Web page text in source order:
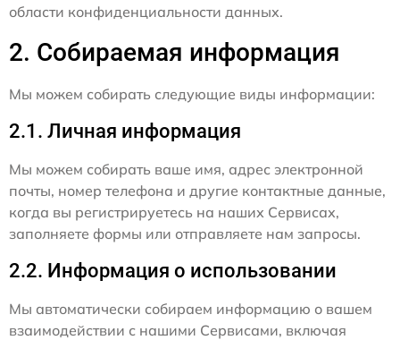
области конфиденциальности данных.
2. Собираемая информация
Мы можем собирать следующие виды информации:
2.1. Личная информация
Мы можем собирать ваше имя, адрес электронной
почты, номер телефона и другие контактные данные,
когда вы регистрируетесь на наших Сервисах,
заполняете формы или отправляете нам запросы.
2.2. Информация о использовании
Мы автоматически собираем информацию о вашем
взаимодействии с нашими Сервисами, включая